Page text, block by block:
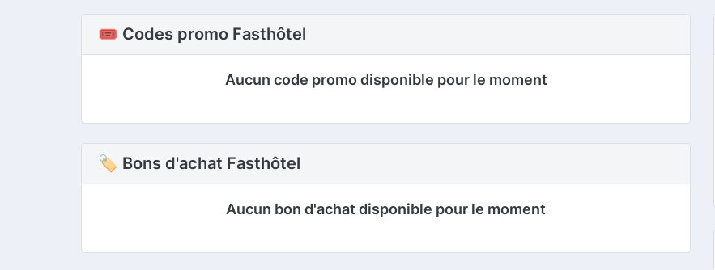
🎟️ Codes promo Fasthôtel
Aucun code promo disponible pour le moment
🏷 Bons d'achat Fasthôtel
Aucun bon d'achat disponible pour le moment